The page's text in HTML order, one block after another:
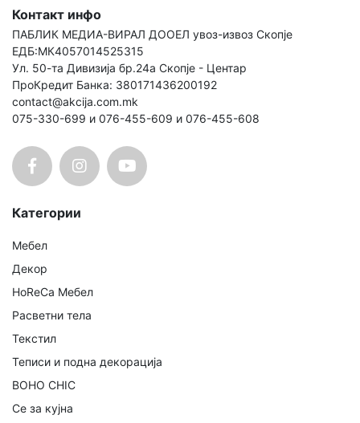
Контакт инфо
ПАБЛИК МЕДИА-ВИРАЛ ДООЕЛ увоз-извоз Скопје
ЕДБ:МК4057014525315
Ул. 50-та Дивизија бр.24а Скопје - Центар
ПроКредит Банка: 380171436200192
contact@akcija.com.mk
075-330-699 и 076-455-609 и 076-455-608
Категории
Мебел
Декор
HoReCa Мебел
Расветни тела
Текстил
Теписи и подна декорација
BOHO CHIC
Се за кујна